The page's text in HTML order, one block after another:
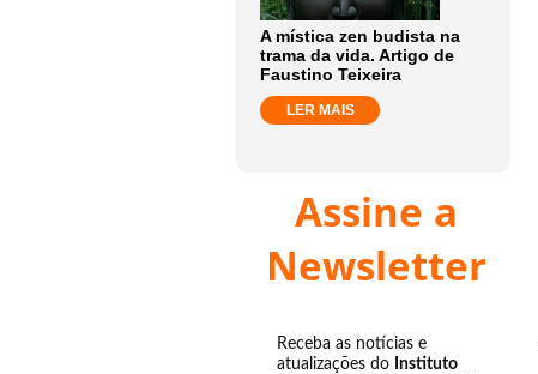
A mística zen budista na
trama da vida. Artigo de
Faustino Teixeira
LER MAIS
Assine a
Newsletter
Receba as notícias e
atualizações do Instituto